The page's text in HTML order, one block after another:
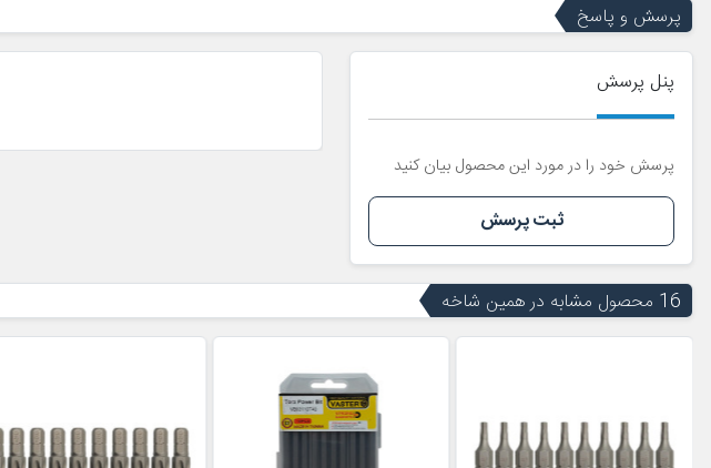
پرسش و پاسخ
پنل پرسش
پرسش خود را در مورد این محصول بیان کنید
ثبت پرسش
16 محصول مشابه در همین شاخه